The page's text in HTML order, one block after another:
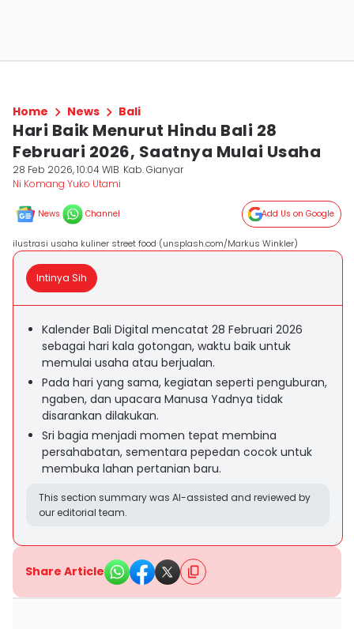
Home News Bali
Hari Baik Menurut Hindu Bali 28
Februari 2026, Saatnya Mulai Usaha
28 Feb 2026, 10:04 WIB Kab. Gianyar
Ni Komang Yuko Utami
News Channel Add Us on Google
ilustrasi usaha kuliner street food (unsplash.com/Markus Winkler)
Intinya Sih
Kalender Bali Digital mencatat 28 Februari 2026
sebagai hari kala gotongan, waktu baik untuk
memulai usaha atau berjualan.
Pada hari yang sama, kegiatan seperti penguburan,
ngaben, dan upacara Manusa Yadnya tidak
disarankan dilakukan.
Sri bagia menjadi momen tepat membina
persahabatan, sementara pepedan cocok untuk
membuka lahan pertanian baru.
This section summary was AI-assisted and reviewed by
our editorial team.
Share Article